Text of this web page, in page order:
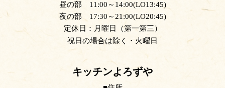
昼の部 11:00～14:00(LO13:45)
夜の部 17:30～21:00(LO20:45)
定休日：月曜日（第一第三）
祝日の場合は除く・火曜日
キッチンよろずや